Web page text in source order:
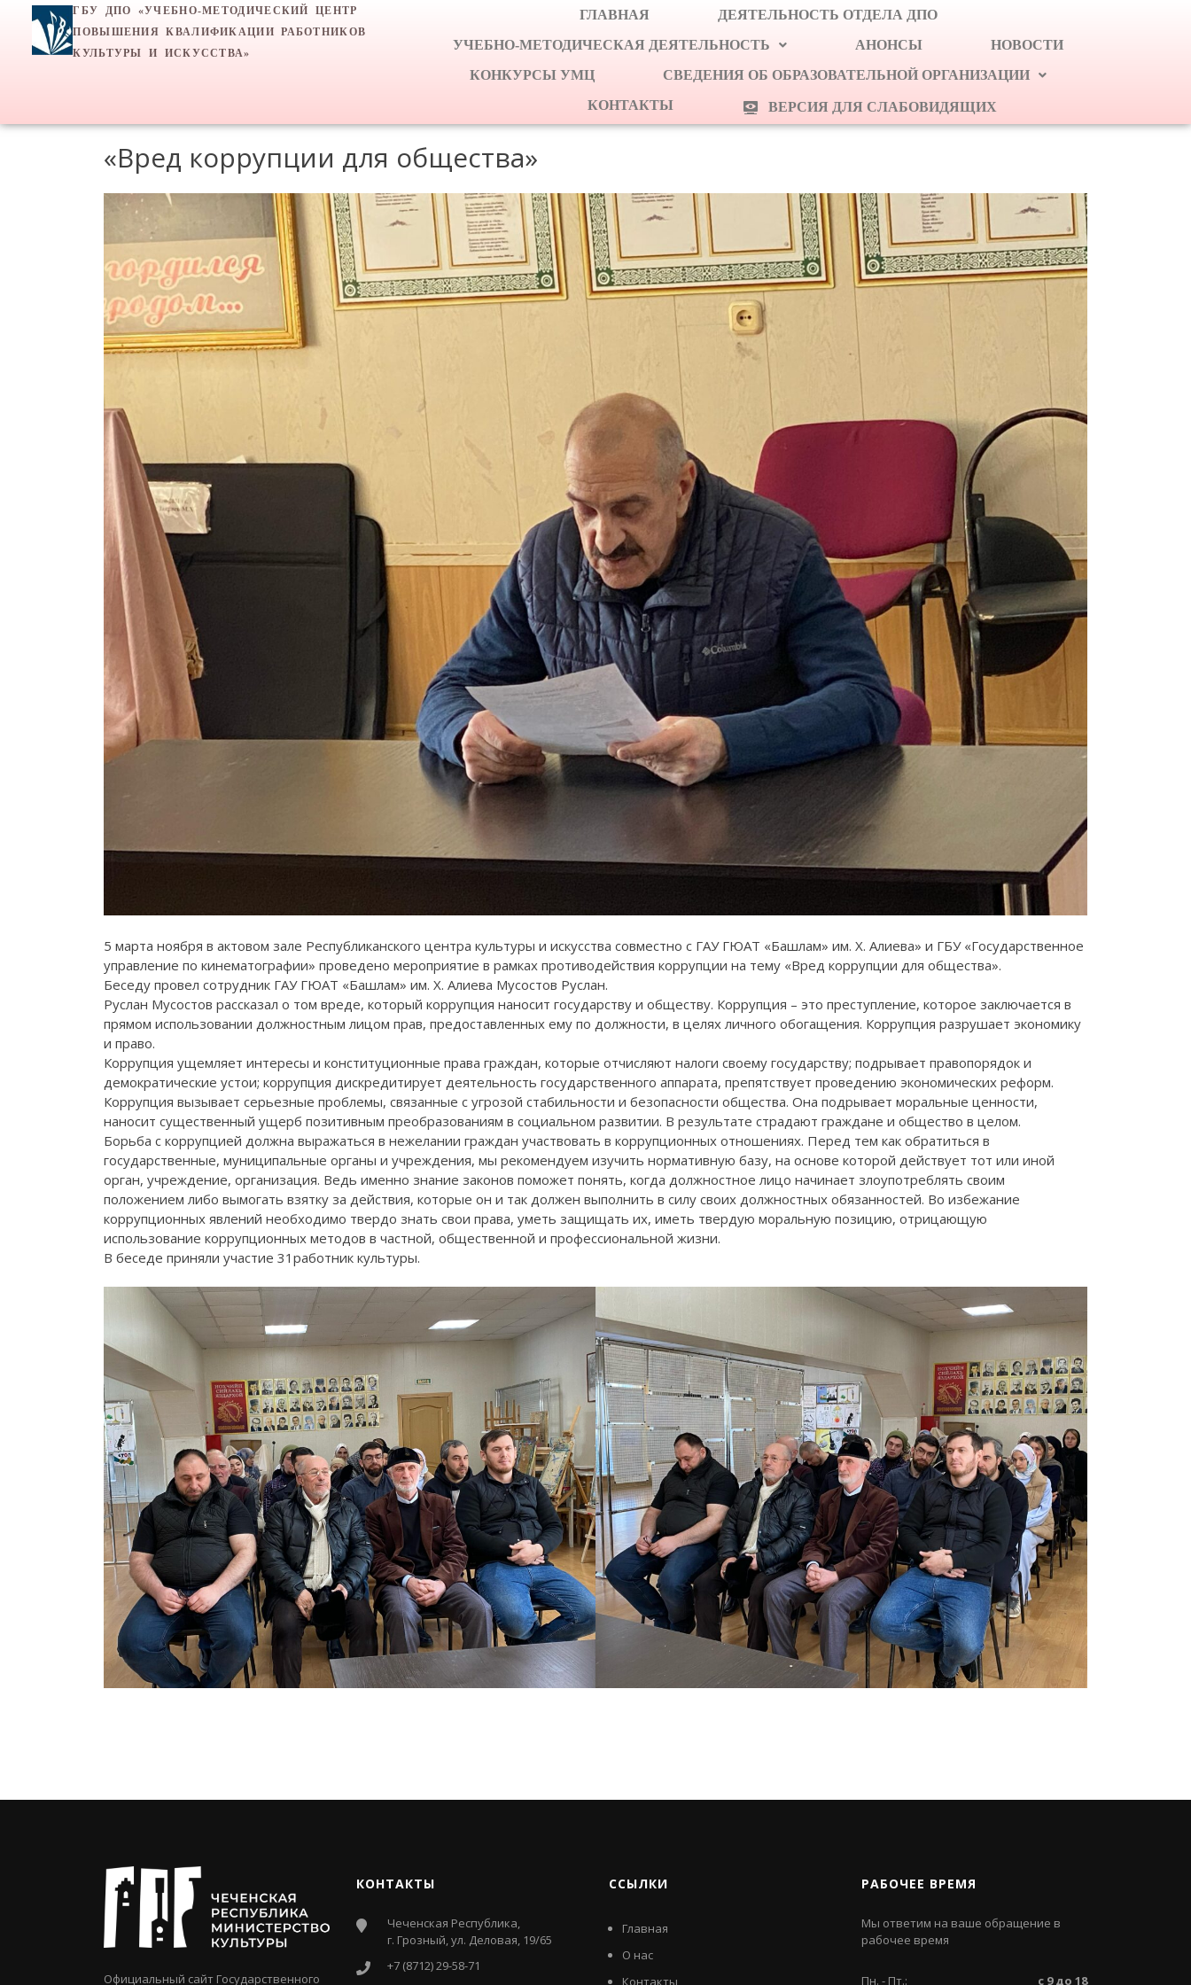
ГБУ ДПО «УЧЕБНО-МЕТОДИЧЕСКИЙ ЦЕНТР
ПОВЫШЕНИЯ КВАЛИФИКАЦИИ РАБОТНИКОВ
КУЛЬТУРЫ И ИСКУССТВА»
ГЛАВНАЯ
ДЕЯТЕЛЬНОСТЬ ОТДЕЛА ДПО
УЧЕБНО-МЕТОДИЧЕСКАЯ ДЕЯТЕЛЬНОСТЬ
АНОНСЫ
НОВОСТИ
КОНКУРСЫ УМЦ
СВЕДЕНИЯ ОБ ОБРАЗОВАТЕЛЬНОЙ ОРГАНИЗАЦИИ
КОНТАКТЫ
ВЕРСИЯ ДЛЯ СЛАБОВИДЯЩИХ
«Вред коррупции для общества»
5 марта ноября в актовом зале Республиканского центра культуры и искусства совместно с ГАУ ГЮАТ «Башлам» им. Х. Алиева» и ГБУ «Государственное
управление по кинематографии» проведено мероприятие в рамках противодействия коррупции на тему «Вред коррупции для общества».
Беседу провел сотрудник ГАУ ГЮАТ «Башлам» им. Х. Алиева Мусостов Руслан.
Руслан Мусостов рассказал о том вреде, который коррупция наносит государству и обществу. Коррупция – это преступление, которое заключается в
прямом использовании должностным лицом прав, предоставленных ему по должности, в целях личного обогащения. Коррупция разрушает экономику
и право.
Коррупция ущемляет интересы и конституционные права граждан, которые отчисляют налоги своему государству; подрывает правопорядок и
демократические устои; коррупция дискредитирует деятельность государственного аппарата, препятствует проведению экономических реформ.
Коррупция вызывает серьезные проблемы, связанные с угрозой стабильности и безопасности общества. Она подрывает моральные ценности,
наносит существенный ущерб позитивным преобразованиям в социальном развитии. В результате страдают граждане и общество в целом.
Борьба с коррупцией должна выражаться в нежелании граждан участвовать в коррупционных отношениях. Перед тем как обратиться в
государственные, муниципальные органы и учреждения, мы рекомендуем изучить нормативную базу, на основе которой действует тот или иной
орган, учреждение, организация. Ведь именно знание законов поможет понять, когда должностное лицо начинает злоупотреблять своим
положением либо вымогать взятку за действия, которые он и так должен выполнить в силу своих должностных обязанностей. Во избежание
коррупционных явлений необходимо твердо знать свои права, уметь защищать их, иметь твердую моральную позицию, отрицающую
использование коррупционных методов в частной, общественной и профессиональной жизни.
В беседе приняли участие 31работник культуры.
Официальный сайт Государственного
КОНТАКТЫ
Чеченская Республика,
г. Грозный, ул. Деловая, 19/65
+7 (8712) 29-58-71
ССЫЛКИ
Главная
О нас
Контакты
РАБОЧЕЕ ВРЕМЯ
Мы ответим на ваше обращение в
рабочее время
Пн. - Пт.: с 9 до 18